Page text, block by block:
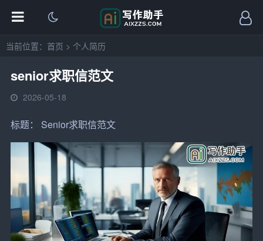
当前位置： 首页 > 个人简历
senior求职信范文
2026-05-18
标题： Senior求职信范文